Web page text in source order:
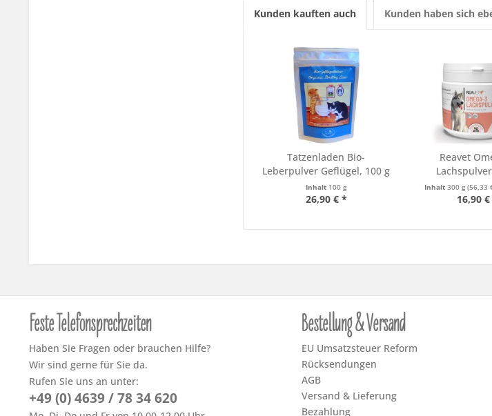
Kunden kauften auch Kunden haben sich
Tatzenladen Bio-
Leberpulver Geflügel, 100 g
DE...
Inhalt 100 g
26,90 € *
Reavet
Inhalt 300 g(56,33
16,90
Feste Telefonsprechzeiten
Haben Sie Fragen oder brauchen Hilfe?
Wir sind gerne für Sie da.
Rufen Sie uns an unter:
+49 (0) 4639 / 78 34 620
Bestellung & Versand
EU Umsatzsteuer Reform
Rücksendungen
AGB
Versand & Lieferung
Bezahlung